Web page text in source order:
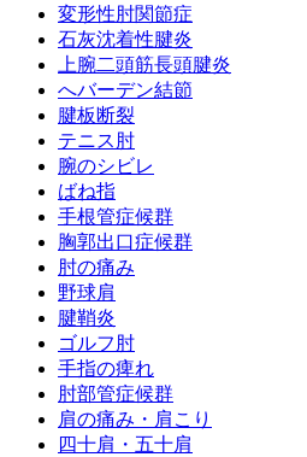
変形性肘関節症
石灰沈着性腱炎
上腕二頭筋長頭腱炎
へバーデン結節
腱板断裂
テニス肘
腕のシビレ
ばね指
手根管症候群
胸郭出口症候群
肘の痛み
野球肩
腱鞘炎
ゴルフ肘
手指の痺れ
肘部管症候群
肩の痛み・肩こり
四十肩・五十肩